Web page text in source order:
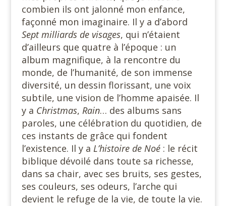
combien ils ont jalonné mon enfance,
façonné mon imaginaire. Il y a d’abord
Sept milliards de visages, qui n’étaient
d’ailleurs que quatre à l’époque : un
album magnifique, à la rencontre du
monde, de l’humanité, de son immense
diversité, un dessin florissant, une voix
subtile, une vision de l’homme apaisée. Il
y a Christmas, Rain… des albums sans
paroles, une célébration du quotidien, de
ces instants de grâce qui fondent
l’existence. Il y a L’histoire de Noé: le récit
biblique dévoilé dans toute sa richesse,
dans sa chair, avec ses bruits, ses gestes,
ses couleurs, ses odeurs, l’arche qui
devient le refuge de la vie, de toute la vie.